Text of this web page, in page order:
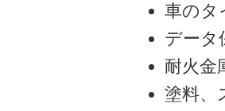
車のタ
データ
耐火金
塗料、